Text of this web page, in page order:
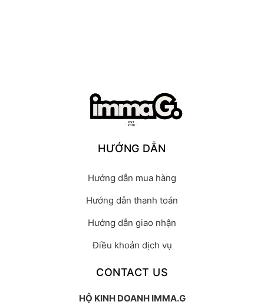
HƯỚNG DẪN
Hướng dẫn mua hàng
Hướng dẫn thanh toán
Hướng dẫn giao nhận
Điều khoản dịch vụ
CONTACT US
HỘ KINH DOANH IMMA.G